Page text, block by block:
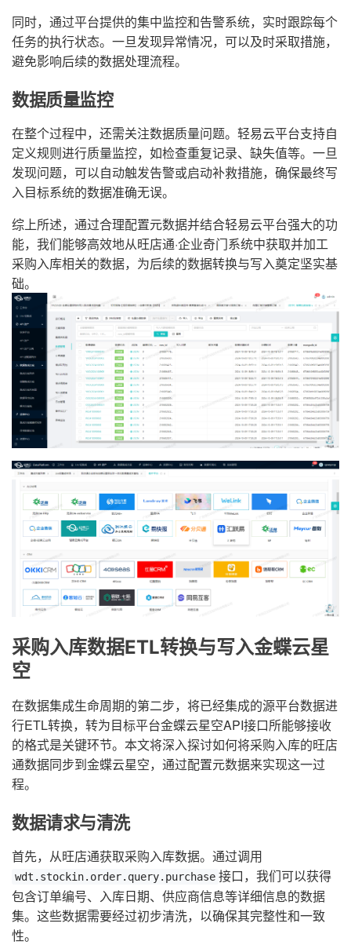
同时，通过平台提供的集中监控和告警系统，实时跟踪每个
任务的执行状态。一旦发现异常情况，可以及时采取措施，
避免影响后续的数据处理流程。
数据质量监控
在整个过程中，还需关注数据质量问题。轻易云平台支持自
定义规则进行质量监控，如检查重复记录、缺失值等。一旦
发现问题，可以自动触发告警或启动补救措施，确保最终写
入目标系统的数据准确无误。
综上所述，通过合理配置元数据并结合轻易云平台强大的功
能，我们能够高效地从旺店通·企业奇门系统中获取并加工
采购入库相关的数据，为后续的数据转换与写入奠定坚实基
础。
采购入库数据ETL转换与写入金蝶云星
空
在数据集成生命周期的第二步，将已经集成的源平台数据进
行ETL转换，转为目标平台金蝶云星空API接口所能够接收
的格式是关键环节。本文将深入探讨如何将采购入库的旺店
通数据同步到金蝶云星空，通过配置元数据来实现这一过
程。
数据请求与清洗
首先，从旺店通获取采购入库数据。通过调用
wdt.stockin.order.query.purchase 接口，我们可以获得
包含订单编号、入库日期、供应商信息等详细信息的数据
集。这些数据需要经过初步清洗，以确保其完整性和一致
性。